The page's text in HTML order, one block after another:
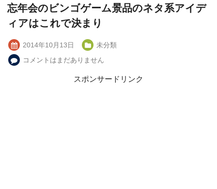
忘年会のビンゴゲーム景品のネタ系アイデ
ィアはこれで決まり
2014年10月13日
未分類
コメントはまだありません
スポンサードリンク